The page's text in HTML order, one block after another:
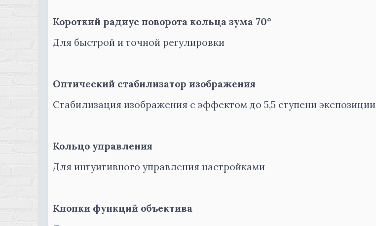
Короткий радиус поворота кольца зума 70°
Для быстрой и точной регулировки
Оптический стабилизатор изображения
Стабилизация изображения с эффектом до 5,5 ступени экспозиции
Кольцо управления
Для интуитивного управления настройками
Кнопки функций объектива